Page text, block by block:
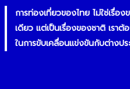
การท่องเที่ยวของไทย ไม่ใช่เรื่อ
เดียว แต่เป็นเรื่องของชาติ เรา
ในการขับเคลื่อนแข่งขันกับต่างปร